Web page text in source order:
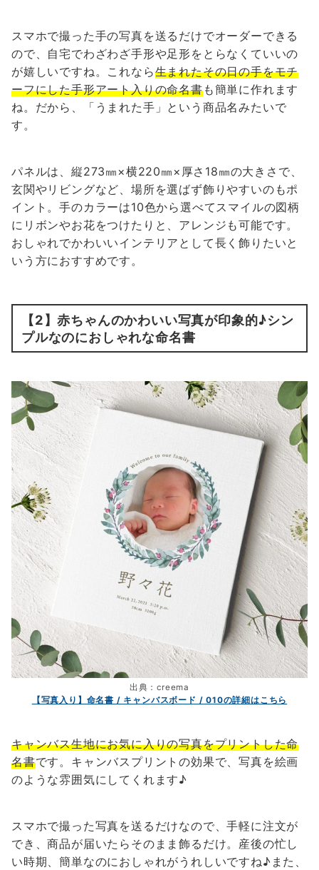
スマホで撮った手の写真を送るだけでオーダーできる
ので、自宅でわざわざ手形や足形をとらなくていいの
が嬉しいですね。これなら生まれたその日の手をモチ
ーフにした手形アート入りの命名書も簡単に作れます
ね。だから、「うまれた手」という商品名みたいで
す。
パネルは、縦273㎜×横220㎜×厚さ18㎜の大きさで、
玄関やリビングなど、場所を選ばず飾りやすいのもポ
イント。手のカラーは10色から選べてスマイルの図柄
にリボンやお花をつけたりと、アレンジも可能です。
おしゃれでかわいいインテリアとして長く飾りたいと
いう方におすすめです。
【2】赤ちゃんのかわいい写真が印象的♪シン
プルなのにおしゃれな命名書
出典：creema
【写真入り】命名書 / キャンバスボード / 010の詳細はこちら
キャンバス生地にお気に入りの写真をプリントした命
名書です。キャンバスプリントの効果で、写真を絵画
のような雰囲気にしてくれます♪
スマホで撮った写真を送るだけなので、手軽に注文が
でき、商品が届いたらそのまま飾るだけ。産後の忙し
い時期、簡単なのにおしゃれがうれしいですね♪また、